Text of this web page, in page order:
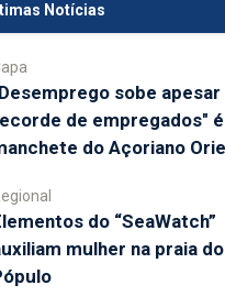
Notícias
sobe apesar
de empregados"
do Açoriano
do “SeaWatch”
mulher na praia do